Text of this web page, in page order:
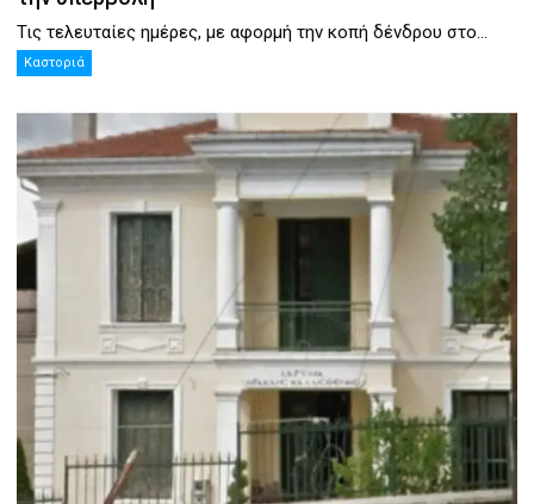
Τις τελευταίες ημέρες, με αφορμή την κοπή δένδρου στο...
Καστοριά